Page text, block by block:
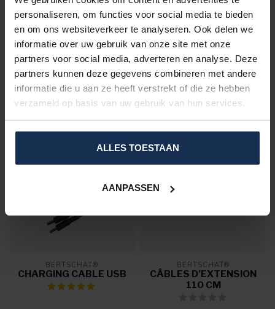
personaliseren, om functies voor social media te bieden
en om ons websiteverkeer te analyseren. Ook delen we
informatie over uw gebruik van onze site met onze
partners voor social media, adverteren en analyse. Deze
partners kunnen deze gegevens combineren met andere
informatie die u aan ze heeft verstrekt of die ze hebben
verzameld op basis van uw gebruik van hun services.
ALLES TOESTAAN
AANPASSEN
BERTSCHAT®
COUVRE-SELLE
CHAUFFANT | USB
€99,95
En stock
BERTSCHAT®
POWERBANK - ULTRA |
10.000 MAH - USB
€59,95
En stock
BERTSCHAT®
CHARGING CABLE USB
BERTSCHAT®
CÂBLES D’EXTENSION
110 CM